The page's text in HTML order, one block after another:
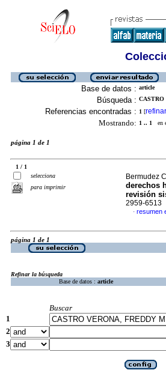
Base de datos : article
Búsqueda :
Referencias encontradas : 1 [refinar
Mostrando: 1 .. 1 en
página 1 de 1
1 / 1
selecciona
para imprimir
Bermudez
derechos
revisión
2959-6513
· resumen
página 1 de 1
Refinar la búsqueda
Base de datos : article
Buscar
1
2
3